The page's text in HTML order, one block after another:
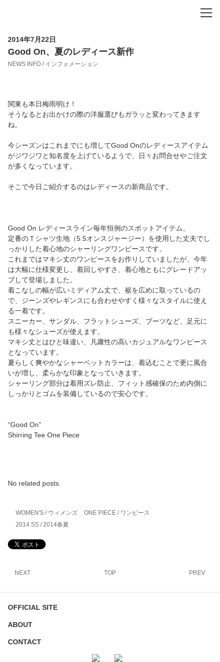
2014年7月22日
Good On、夏のレディース新作
NEWS INFO / インフォメーション
関東も本日梅雨明け！
そうなるとお出かけの際の洋服選びもガラッと変わってきます
ね。
今シーズンはこれまでにも増してGood Onのレディースアイテム
がジワジワと知名度を上げているようで、日々お問合せやご注文
が多くなっています。
そこで今日ご紹介するのはレディースの新商品です。
Good On レディースライン毎年恒例のスポットアイテム。
定番のＴシャツ生地（5.5オンスジャージー）を使用した丈夫でし
っかりした着心地のシャーリングワンピースです。
これまではマキシ丈のワンピースをお作りしていましたが、今年
は大幅に仕様変更し、着回しやすさ、着心地ともにグレードアッ
プして登場しました。
着こなしの幅が広いミディアム丈で、裾を広めに取っているの
で、ジーンズやレギンスにも合わせやすく様々なスタイルに使え
る一着です。
スニーカー、サンダル、フラットシューズ、ブーツなど、足元に
も様々なシューズが使えます。
マキシ丈とはひと味違い、凡庸性の高いカジュアルなワンピース
となっています。
夏らしく爽やかなシャーベットカラーは、着込むことで更に風合
いが増し、柔らかな印象となっていきます。
シャーリング部分は着用ズレ防止、フィット感確保のため内側に
しっかりとゴムを装備しているので安心です。
“Good On”
Shirring Tee One Piece
No related posts.
WOMEN'S / ウィメンズ
ONE PIECE / ワンピース
2014 SS / 2014春夏
NEXT TOP PREV
OFFICIAL SITE
ABOUT
CONTACT